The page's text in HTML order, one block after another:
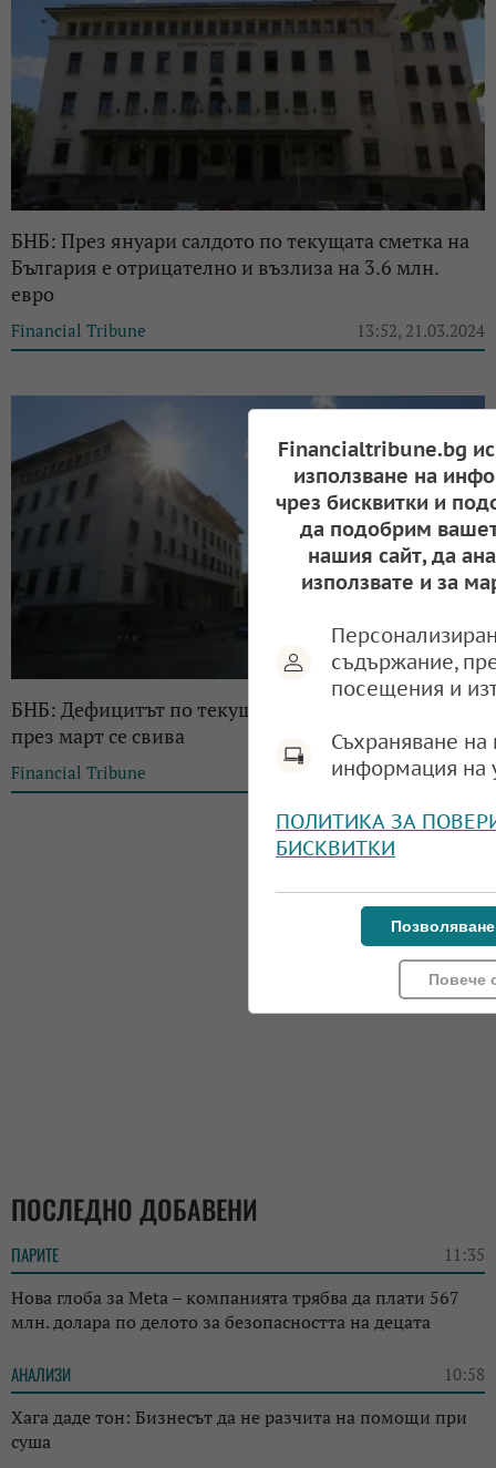
БНБ: През януари салдото по текущата сметка на
България е отрицателно и възлиза на 3.6 млн.
евро
Financial Tribune 13:52, 21.03.2024
БНБ: Дефицитът по текущата и капиталова сметка
през март се свива
Financial Tribune 17:13, 19.05.2023
ПОСЛЕДНО ДОБАВЕНИ
ПАРИТЕ 11:35
Нова глоба за Meta – компанията трябва да плати 567
млн. долара по делото за безопасността на децата
АНАЛИЗИ 10:58
Хага даде тон: Бизнесът да не разчита на помощи при
суша
Financialtribune.bg
използване на
чрез бисквитки и
да подобрим
нашия сайт, да
използвате и за
съдържание,
посещения и
Съхраняване
информация на
ПОЛИТИКА ЗА
БИСКВИТКИ
Повече